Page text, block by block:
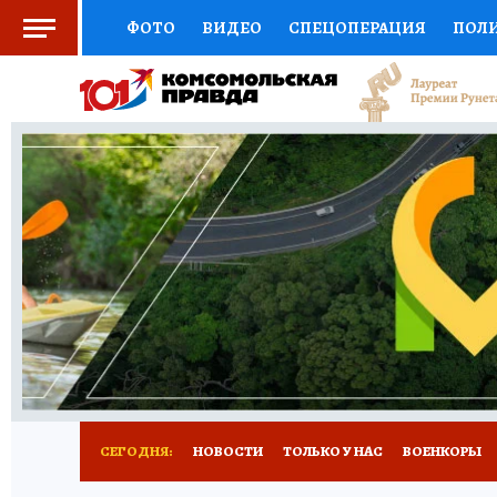
ФОТО ВИДЕО СПЕЦОПЕРАЦИЯ
СОЦПОДДЕРЖКА НАУКА СПЕЦПРОЕКТЫ
НАЦИОНАЛЬНЫЕ ПРОЕКТЫ РОССИИ
ЖЕНСКИЕ СЕКРЕТЫ ПУТЕВОДИТЕЛЬ
ДЕФИЦИТ ЖЕЛЕЗА ПРЕСС-ЦЕНТР
РЕКЛАМА ТЕСТЫ НОВОЕ НА САЙТЕ
СЕГОДНЯ: НОВОСТИ ТОЛЬКО У НАС ВОЕНКОРЫ